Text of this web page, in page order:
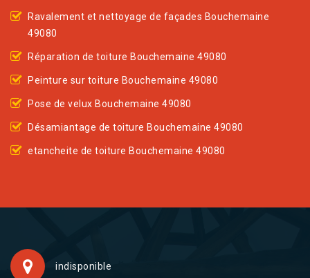
Ravalement et nettoyage de façades Bouchemaine
49080
Réparation de toiture Bouchemaine 49080
Peinture sur toiture Bouchemaine 49080
Pose de velux Bouchemaine 49080
Désamiantage de toiture Bouchemaine 49080
etancheite de toiture Bouchemaine 49080
indisponible